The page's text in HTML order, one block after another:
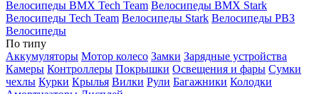
Велосипеды BMX Tech Team Велосипеды BMX Stark
Велосипеды Tech Team Велосипеды Stark Велосипеды РВЗ
Велосипеды
По типу
Аккумуляторы Мотор колесо Замки Зарядные устройства
Камеры Контроллеры Покрышки Освещения и фары Сумки
чехлы Курки Крылья Вилки Рули Багажники Колодки